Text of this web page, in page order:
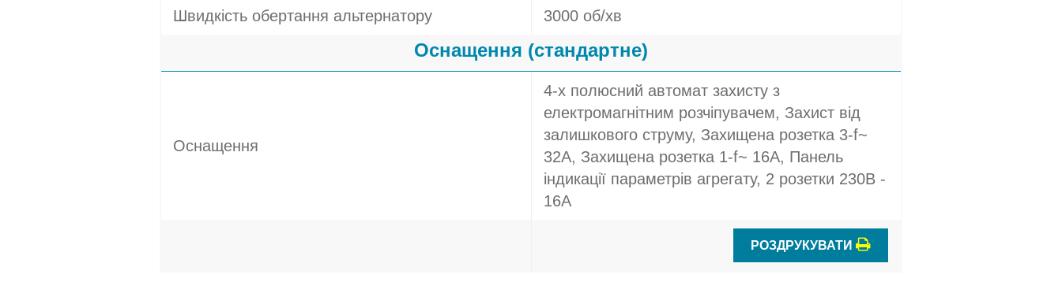
Швидкість обертання альтернатору 3000 об/хв
Оснащення (стандартне)
Оснащення
4-х полюсний автомат захисту з
електромагнітним розчіпувачем, Захист від
залишкового струму, Захищена розетка 3-f~
32A, Захищена розетка 1-f~ 16A, Панель
індикації параметрів агрегату, 2 розетки 230В -
16A
РОЗДРУКУВАТИ